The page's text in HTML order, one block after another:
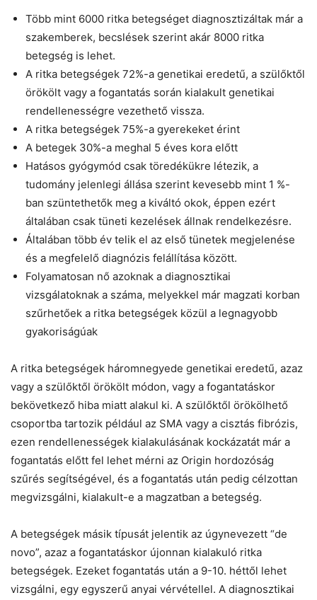
Több mint 6000 ritka betegséget diagnosztizáltak már a
szakemberek, becslések szerint akár 8000 ritka
betegség is lehet.
A ritka betegségek 72%-a genetikai eredetű, a szülőktől
örökölt vagy a fogantatás során kialakult genetikai
rendellenességre vezethető vissza.
A ritka betegségek 75%-a gyerekeket érint
A betegek 30%-a meghal 5 éves kora előtt
Hatásos gyógymód csak töredékükre létezik, a
tudomány jelenlegi állása szerint kevesebb mint 1 %-
ban szüntethetők meg a kiváltó okok, éppen ezért
általában csak tüneti kezelések állnak rendelkezésre.
Általában több év telik el az első tünetek megjelenése
és a megfelelő diagnózis felállítása között.
Folyamatosan nő azoknak a diagnosztikai
vizsgálatoknak a száma, melyekkel már magzati korban
szűrhetőek a ritka betegségek közül a legnagyobb
gyakoriságúak
A ritka betegségek háromnegyede genetikai eredetű, azaz
vagy a szülőktől örökölt módon, vagy a fogantatáskor
bekövetkező hiba miatt alakul ki. A szülőktől örökölhető
csoportba tartozik például az SMA vagy a cisztás fibrózis,
ezen rendellenességek kialakulásának kockázatát már a
fogantatás előtt fel lehet mérni az Origin hordozóság
szűrés segítségével, és a fogantatás után pedig célzottan
megvizsgálni, kialakult-e a magzatban a betegség.
A betegségek másik típusát jelentik az úgynevezett “de
novo”, azaz a fogantatáskor újonnan kialakuló ritka
betegségek. Ezeket fogantatás után a 9-10. héttől lehet
vizsgálni, egy egyszerű anyai vérvétellel. A diagnosztikai